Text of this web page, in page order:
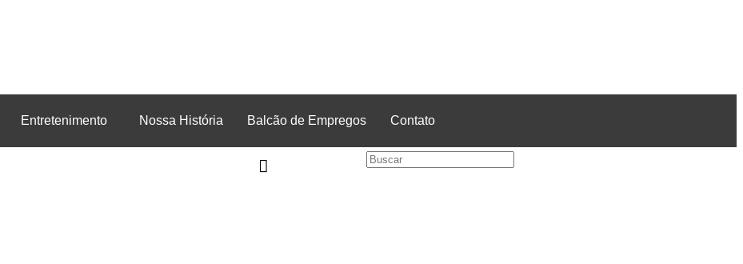
Entretenimento Nossa História Balcão de Empregos Contato